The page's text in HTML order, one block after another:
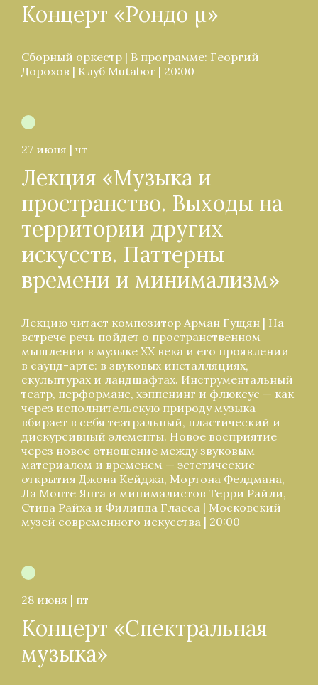
Концерт «Рондо µ»
Сборный оркестр | В программе: Георгий
Дорохов | Клуб Mutabor | 20:00
27 июня | чт
Лекция «Музыка и
пространство. Выходы на
территории других
искусств. Паттерны
времени и минимализм»
Лекцию читает композитор Арман Гущян | На
встрече речь пойдет о пространственном
мышлении в музыке ХХ века и его проявлении
в саунд-арте: в звуковых инсталляциях,
скульптурах и ландшафтах. Инструментальный
театр, перформанс, хэппенинг и флюксус — как
через исполнительскую природу музыка
вбирает в себя театральный, пластический и
дискурсивный элементы. Новое восприятие
через новое отношение между звуковым
материалом и временем — эстетические
открытия Джона Кейджа, Мортона Фелдмана,
Ла Монте Янга и минималистов Терри Райли,
Стива Райха и Филиппа Гласса | Московский
музей современного искусства | 20:00
28 июня | пт
Концерт «Спектральная
музыка»